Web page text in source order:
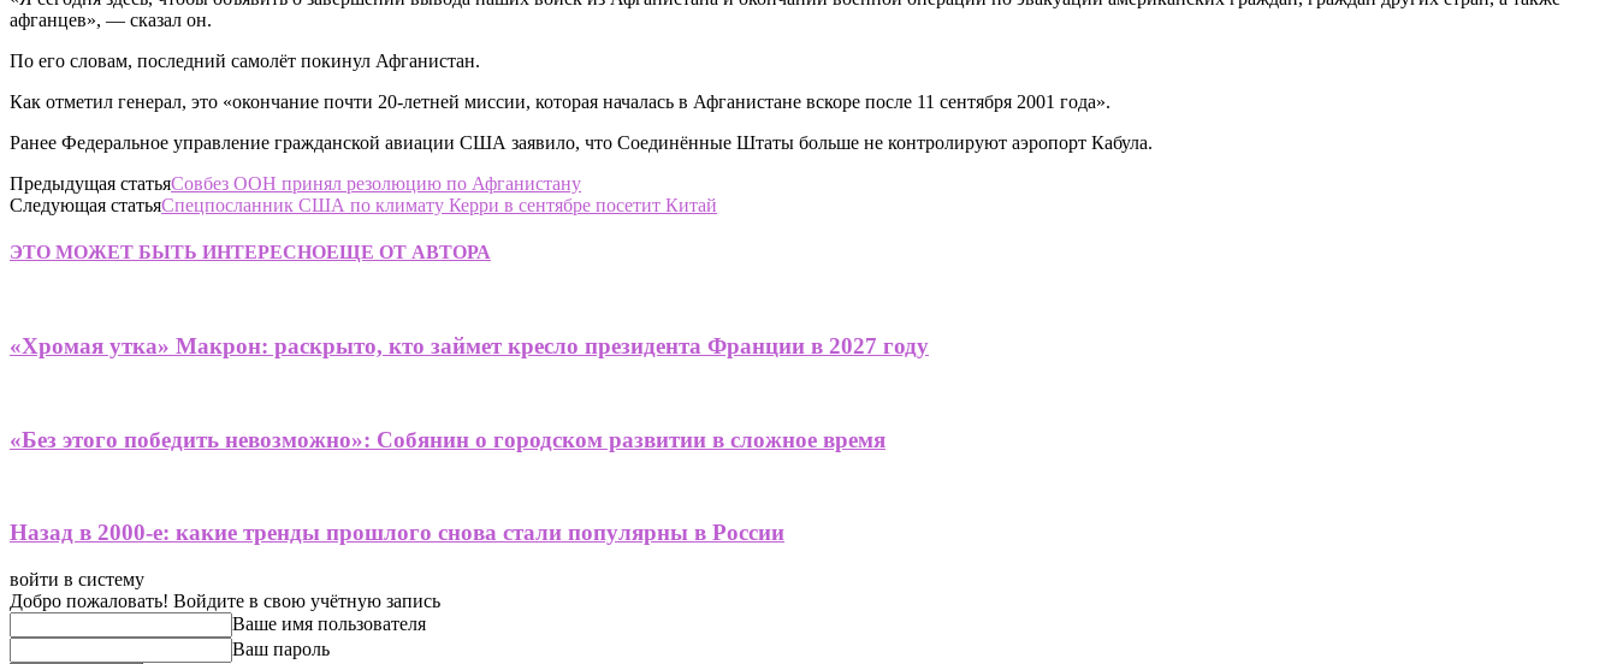
афганцев», — сказал он.
По его словам, последний самолёт покинул Афганистан.
Как отметил генерал, это «окончание почти 20-летней миссии, которая началась в Афганистане вскоре после 11 сентября 2001 года».
Ранее Федеральное управление гражданской авиации США заявило, что Соединённые Штаты больше не контролируют аэропорт Кабула.
Предыдущая статьяСовбез ООН принял резолюцию по Афганистану
Следующая статьяСпецпосланник США по климату Керри в сентябре посетит Китай
ЭТО МОЖЕТ БЫТЬ ИНТЕРЕСНОЕЩЕ ОТ АВТОРА
«Хромая утка» Макрон: раскрыто, кто займет кресло президента Франции в 2027 году
«Без этого победить невозможно»: Собянин о городском развитии в сложное время
Назад в 2000-е: какие тренды прошлого снова стали популярны в России
войти в систему
Добро пожаловать! Войдите в свою учётную запись
Ваше имя пользователя
Ваш пароль